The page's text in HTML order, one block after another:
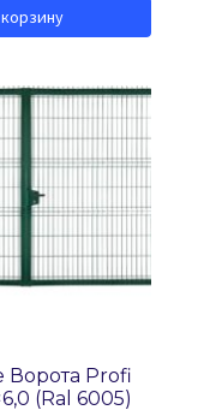
Ворота Profi
(Ral 6005)